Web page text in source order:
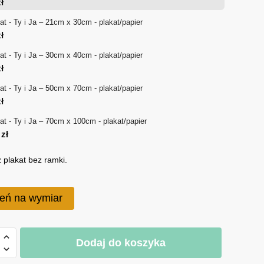
18 zł
- Ty i Ja – 21cm x 30cm - plakat/papier
- Ty i Ja – 30cm x 40cm - plakat/papier
- Ty i Ja – 50cm x 70cm - plakat/papier
- Ty i Ja – 70cm x 100cm - plakat/papier
zł
plakat bez ramki.
na wymiar
Dodaj do koszyka